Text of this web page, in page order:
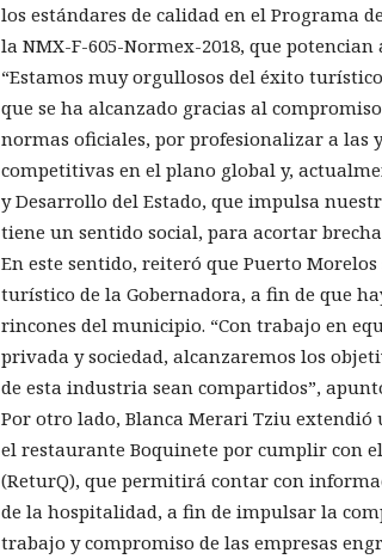
los estándares de calidad en el Programa
la NMX-F-605-Normex-2018, que
“Estamos muy orgullosos del éxito
que se ha alcanzado gracias al
normas oficiales, por profesionalizar a las
competitivas en el plano global y,
y Desarrollo del Estado, que impulsa
tiene un sentido social, para acortar
En este sentido, reiteró que Puerto
turístico de la Gobernadora, a fin de que
rincones del municipio. “Con trabajo en
privada y sociedad, alcanzaremos los
de esta industria sean compartidos”,
Por otro lado, Blanca Merari Tziu
el restaurante Boquinete por cumplir con
(ReturQ), que permitirá contar con
de la hospitalidad, a fin de impulsar la
trabajo y compromiso de las empresas